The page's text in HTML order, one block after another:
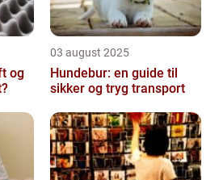
og
03 august 2025
Hundebur: en guide til
sikker og tryg transport